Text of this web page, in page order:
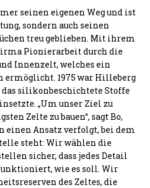
seinen eigenen Weg und ist
sondern auch seinen
treu geblieben. Mit ihrem
Pionierarbeit durch die
Innenzelt, welches ein
1975 war Hilleberg
silikonbeschichtete Stoffe
„Um unser Ziel zu
Zelte zu bauen“, sagt Bo,
einen Ansatz verfolgt, bei dem
steht: Wir wählen die
sicher, dass jedes Detail
wie es soll. Wir
des Zeltes, die